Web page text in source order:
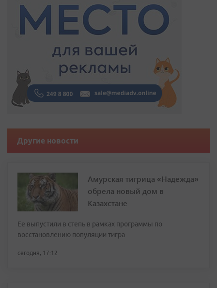
Другие новости
Амурская тигрица «Надежда»
обрела новый дом в
Казахстане
Ее выпустили в степь в рамках программы по
восстановлению популяции тигра
сегодня, 17:12